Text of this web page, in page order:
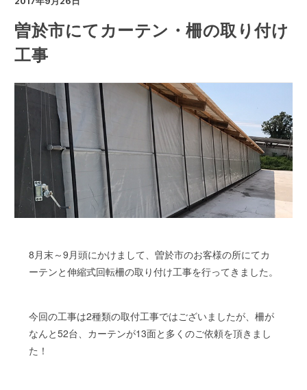
曽於市にてカーテン・柵の取り付け
工事
8月末～9月頭にかけまして、曽於市のお客様の所にてカ
ーテンと伸縮式回転柵の取り付け工事を行ってきました。
今回の工事は2種類の取付工事ではございましたが、柵が
なんと52台、カーテンが13面と多くのご依頼を頂きまし
た！